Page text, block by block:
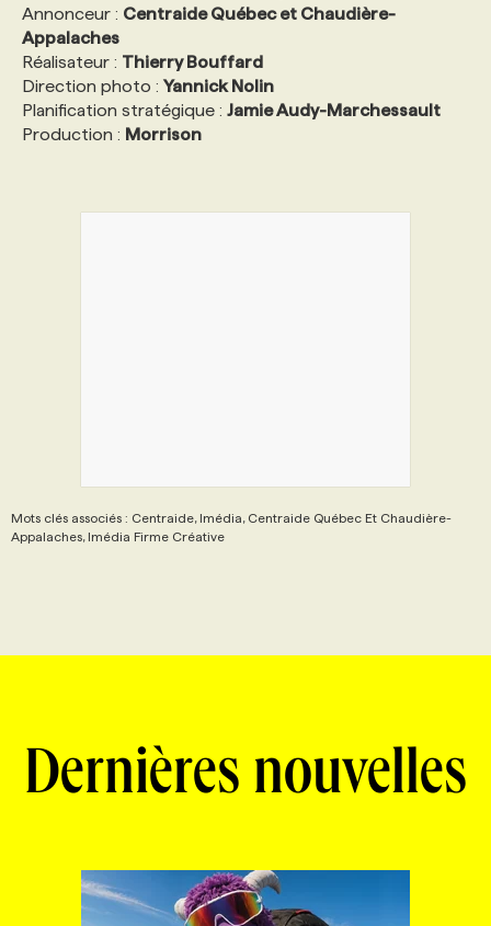
Annonceur : Centraide Québec et Chaudière-
Appalaches
Réalisateur : Thierry Bouffard
Direction photo : Yannick Nolin
Planification stratégique : Jamie Audy-Marchessault
Production : Morrison
Mots clés associés : Centraide, Imédia, Centraide Québec Et Chaudière-
Appalaches, Imédia Firme Créative
Dernières nouvelles